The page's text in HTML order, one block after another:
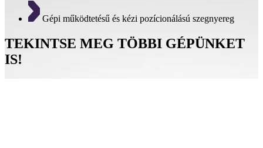
Gépi működtetésű és kézi pozícionálású szegnyereg
TEKINTSE MEG TÖBBI GÉPÜNKET
IS!